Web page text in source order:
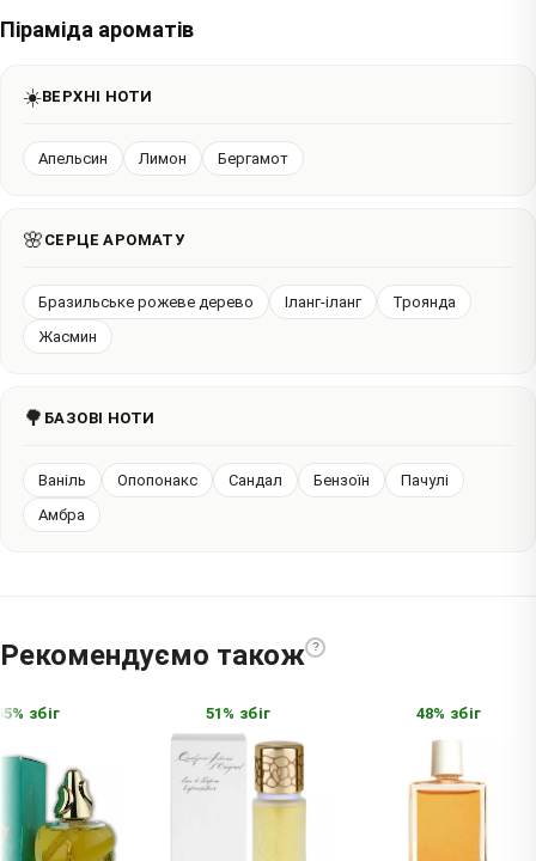
Піраміда ароматів
☀️ВЕРХНІ НОТИ
Апельсин Лимон Бергамот
🌸 СЕРЦЕ АРОМАТУ
Бразильське рожеве дерево Іланг-іланг
Троянда
Жасмин
🌳 БАЗОВІ НОТИ
Ваніль Опопонакс Сандал Бензоїн
Пачулі
Амбра
Рекомендуємо також ?
збіг 51% збіг 48% збіг